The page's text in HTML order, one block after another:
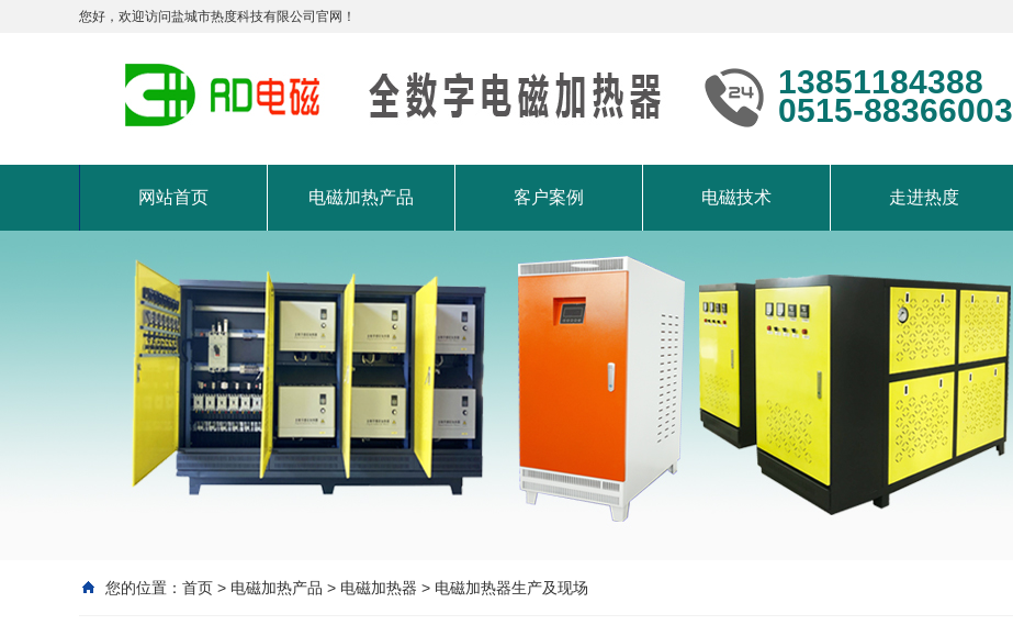
您好，欢迎访问盐城市热度科技有限公司官网！
13851184388
0515-88366003
网站首页 电磁加热产品 客户案例 电磁技术 走进热度
您的位置： 首页 > 电磁加热产品 > 电磁加热器 > 电磁加热器生产及现场